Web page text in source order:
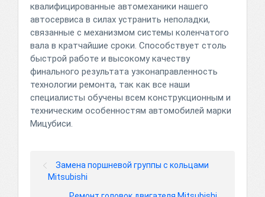
квалифицированные автомеханики нашего
автосервиса в силах устранить неполадки,
связанные с механизмом системы коленчатого
вала в кратчайшие сроки. Способствует столь
быстрой работе и высокому качеству
финального результата узконаправленность
технологии ремонта, так как все наши
специалисты обучены всем конструкционным и
техническим особенностям автомобилей марки
Мицубиси.
Замена поршневой группы с кольцами
Mitsubishi